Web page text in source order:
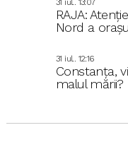
31 iul.. 13:07
RAJA:
Nord a
31 iul.. 12:16
Constanța,
malul mării?